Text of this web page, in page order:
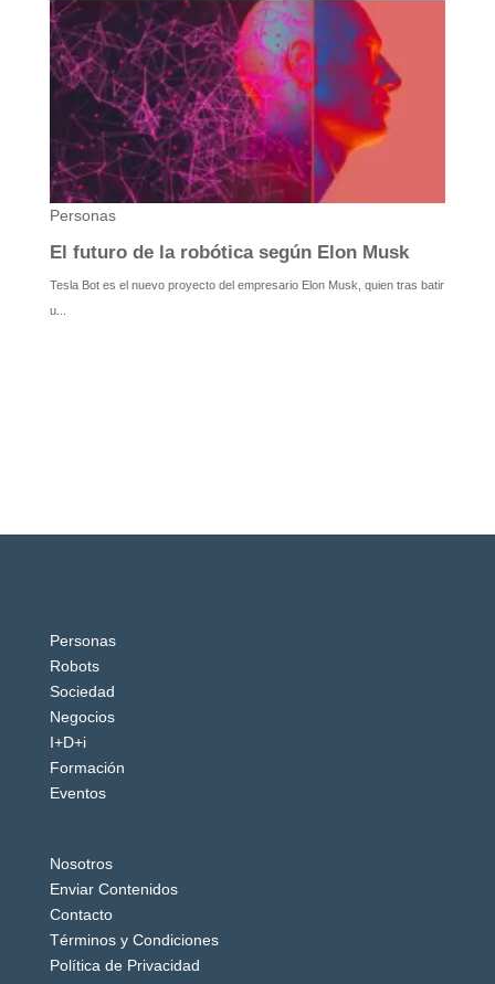
Personas
Robots
Sociedad
Negocios
I+D+i
Formación
Eventos
Nosotros
Enviar Contenidos
Contacto
Términos y Condiciones
Política de Privacidad